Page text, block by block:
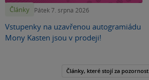
Články Pátek 7. srpna 2026
Vstupenky na uzavřenou autogramiádu
Mony Kasten jsou v prodeji!
Články, které stojí za pozornost